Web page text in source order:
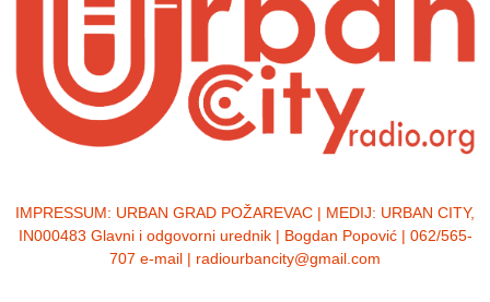
IMPRESSUM: URBAN GRAD POŽAREVAC | MEDIJ: URBAN CITY,
IN000483 Glavni i odgovorni urednik | Bogdan Popović | 062/565-
707 e-mail | radiourbancity@gmail.com